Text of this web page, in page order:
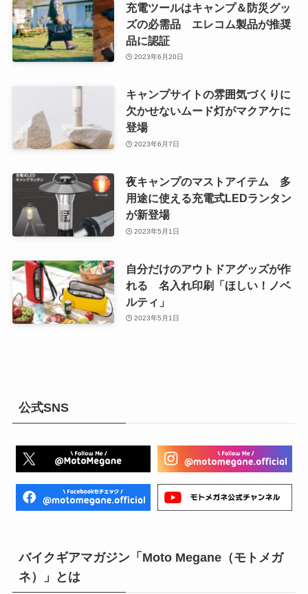
充電ツールはキャンプ＆防災グッ
ズの必需品 エレコム製品が推奨
品に認証
2023年6月20日
キャンプサイトの雰囲気づくりに
欠かせないムード灯がマクアケに
登場
2023年6月7日
夜キャンプのマストアイテム 多
用途に使える充電式LEDランタン
が新登場
2023年5月1日
自分だけのアウトドアグッズが作
れる 名入れ印刷「ほしい！ノベ
ルティ」
2023年5月1日
公式SNS
バイクギアマガジン「Moto Megane（モトメガ
ネ）」とは